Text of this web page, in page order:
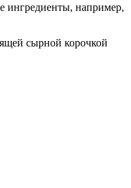
ингредиенты, например,
сырной корочкой